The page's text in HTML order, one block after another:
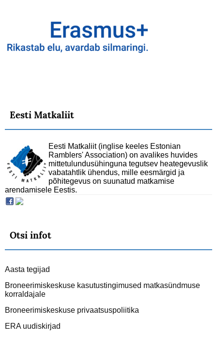
Eesti Matkaliit
Eesti Matkaliit (inglise keeles Estonian
Ramblers' Association) on avalikes huvides
mittetulundusühinguna tegutsev heategevuslik
vabatahtlik ühendus, mille eesmärgid ja
põhitegevus on suunatud matkamise
arendamisele Eestis.
Otsi infot
Aasta tegijad
Broneerimiskeskuse kasutustingimused matkasündmuse
korraldajale
Broneerimiskeskuse privaatsuspoliitika
ERA uudiskirjad